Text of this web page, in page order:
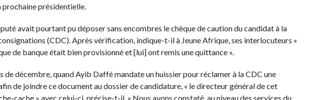
prochaine présidentielle.
avait pourtant pu déposer sans encombres le chèque de caution du candidat à la
(CDC). Après vérification, indique-t-il à Jeune Afrique, ses interlocuteurs «
de banque était bien provisionné et [lui] ont remis une quittance ».
de décembre, quand Ayib Daffé mandate un huissier pour réclamer à la CDC une
de joindre ce document au dossier de candidature, « le directeur général de cet
cache » avec celui-ci, précise-t-il. « Nous avons constaté, au niveau des services du